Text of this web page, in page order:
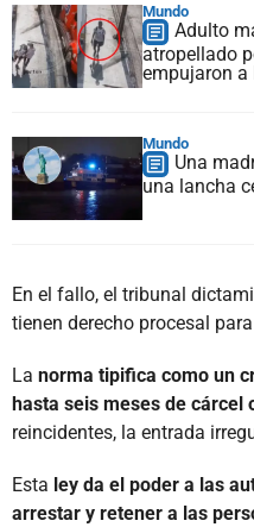
Mundo
Adulto
atropellado
empujaron a
Mundo
Una
una lancha
En el fallo, el tribunal
tienen derecho procesal
La norma tipifica como un
hasta seis meses de cárcel
reincidentes, la entrada
Esta ley da el poder a las
arrestar y retener a las